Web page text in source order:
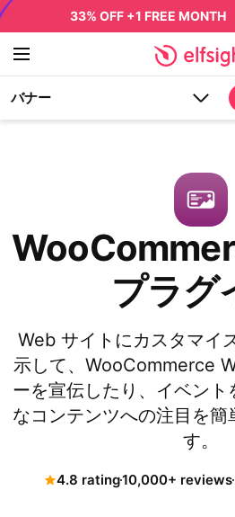
33% OFF +1 FREE MONTH
バナー
プラグ
Web サイトにカスタマイ
示して、WooCommerce
ーを宣伝したり、イベン
なコンテンツへの注目を簡
す。
4.8 rating10,000+ reviews